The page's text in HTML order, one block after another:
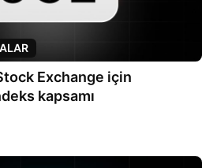
Exchange için
kapsamı